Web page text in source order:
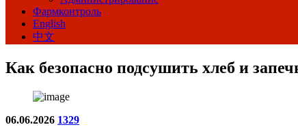
Фармконтроль
English
中文
Как безопасно подсушить хлеб и
06.06.2026 1329